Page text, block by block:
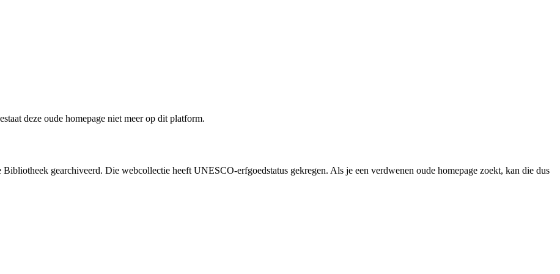
deze oude homepage niet meer op dit platform.
gearchiveerd. Die webcollectie heeft UNESCO-erfgoedstatus gekregen. Als je een verdwenen oude homepage zoekt, kan die dus